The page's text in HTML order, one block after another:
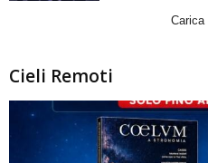
Carica
Cieli Remoti